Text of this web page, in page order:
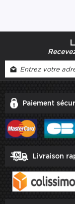
Paiement
Livraison